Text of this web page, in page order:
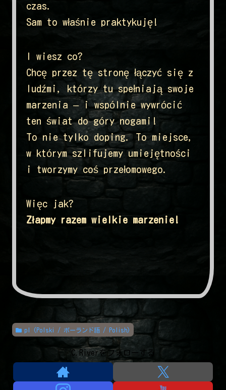
czas.
Sam to właśnie praktykuję!
I wiesz co?
Chcę przez tę stronę łączyć się z
ludźmi, którzy tu spełniają swoje
marzenia – i wspólnie wywrócić
ten świat do góry nogami!
To nie tylko doping. To miejsce,
w którym szlifujemy umiejętności
i tworzymy coś przełomowego.
Więc jak?
Złapmy razem wielkie marzenie!
pl (Polski / ポーランド語 / Polish)
C.Riverをフォローする